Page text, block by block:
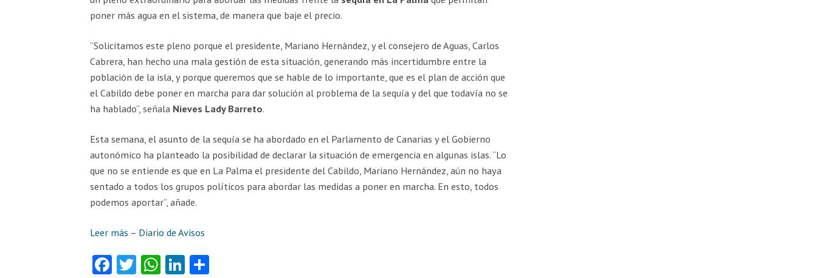
poner más agua en el sistema, de manera que baje el precio.
“Solicitamos este pleno porque el presidente, Mariano Hernández, y el consejero de Aguas, Carlos
Cabrera, han hecho una mala gestión de esta situación, generando más incertidumbre entre la
población de la isla, y porque queremos que se hable de lo importante, que es el plan de acción que
el Cabildo debe poner en marcha para dar solución al problema de la sequía y del que todavía no se
ha hablado”, señala Nieves Lady Barreto.
Esta semana, el asunto de la sequía se ha abordado en el Parlamento de Canarias y el Gobierno
autonómico ha planteado la posibilidad de declarar la situación de emergencia en algunas islas. “Lo
que no se entiende es que en La Palma el presidente del Cabildo, Mariano Hernández, aún no haya
sentado a todos los grupos políticos para abordar las medidas a poner en marcha. En esto, todos
podemos aportar”, añade.
Leer más – Diario de Avisos
Fa T W Li